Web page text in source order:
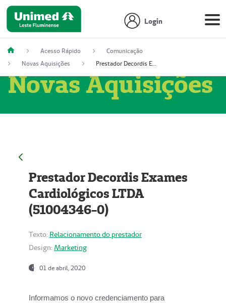
Login
Acesso Rápido
Comunicação
Novas Aquisições
Prestador Decordis Exames Cardiológicos LTDA (51004346-0)
Novas Aquisições
Prestador Decordis Exames
Cardiológicos LTDA
(51004346-0)
Texto: Relacionamento do prestador
Design: Marketing
01 de abril, 2020
Informamos o novo credenciamento para